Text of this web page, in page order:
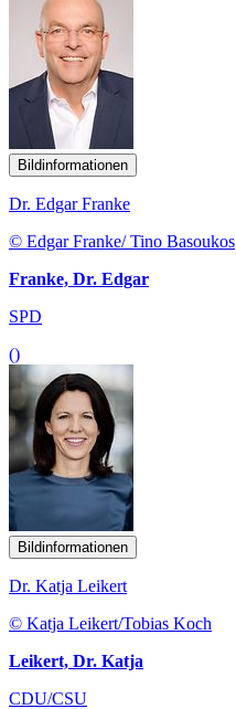
Bildinformationen
Dr. Edgar Franke
© Edgar Franke/ Tino Basoukos
Franke, Dr. Edgar
SPD
()
Bildinformationen
Dr. Katja Leikert
© Katja Leikert/Tobias Koch
Leikert, Dr. Katja
CDU/CSU